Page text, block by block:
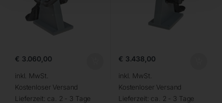
€ 3.060,00
inkl. MwSt.
Kostenloser Versand
Lieferzeit: ca. 2 - 3 Tage
€ 3.438,00
inkl. MwSt.
Kostenloser Versand
Lieferzeit: ca. 2 - 3 Tage